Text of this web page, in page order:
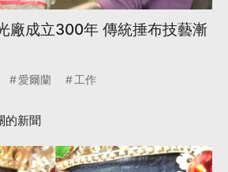
廠成立300年 傳統捶布技藝漸
愛爾蘭 工作
的新聞